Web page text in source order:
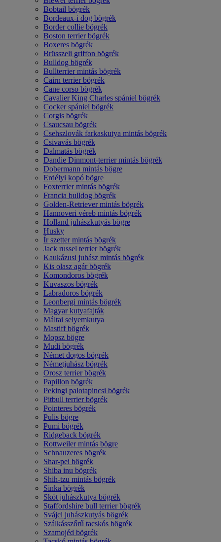
Bobtail bögrék
Bordeaux-i dog bögrék
Border collie bögrék
Boston terrier bögrék
Boxeres bögrék
Brüsszeli griffon bögrék
Bulldog bögrék
Bullterrier mintás bögrék
Cairn terrier bögrék
Cane corso bögrék
Cavalier King Charles spániel bögrék
Cocker spániel bögrék
Corgis bögrék
Csaucsau bögrék
Csehszlovák farkaskutya mintás bögrék
Csivavás bögrék
Dalmatás bögrék
Dandie Dinmont-terrier mintás bögrék
Dobermann mintás bögre
Erdélyi kopó bögre
Foxterrier mintás bögrék
Francia bulldog bögrék
Golden-Retriever mintás bögrék
Hannoveri véreb mintás bögrék
Holland juhászkutyás bögre
Husky
Ír szetter mintás bögrék
Jack russel terrier bögrék
Kaukázusi juhász mintás bögrék
Kis olasz agár bögrék
Komondoros bögrék
Kuvaszos bögrék
Labradoros bögrék
Leonbergi mintás bögrék
Magyar kutyafajták
Máltai selyemkutya
Mastiff bögrék
Mopsz bögre
Mudi bögrék
Német dogos bögrék
Németjuhász bögrék
Orosz terrier bögrék
Papillon bögrék
Pekingi palotapincsi bögrék
Pitbull terrier bögrék
Pointeres bögrék
Pulis bögre
Pumi bögrék
Ridgeback bögrék
Rottweiler mintás bögre
Schnauzeres bögrék
Shar-pei bögrék
Shiba inu bögrék
Shih-tzu mintás bögrék
Sinka bögrék
Skót juhászkutya bögrék
Staffordshire bull terrier bögrék
Svájci juhászkutyás bögrék
Szálkásszőrű tacskós bögrék
Szamojéd bögrék